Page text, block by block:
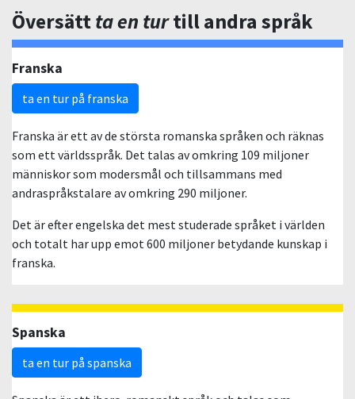
Översättta en turtill andra språk
Franska
ta en tur på franska
Franska är ett av de största romanska språken och räknas
som ett världsspråk. Det talas av omkring 109 miljoner
människor som modersmål och tillsammans med
andraspråkstalare av omkring 290 miljoner.
Det är efter engelska det mest studerade språket i världen
och totalt har upp emot 600 miljoner betydande kunskap i
franska.
Spanska
ta en tur på spanska